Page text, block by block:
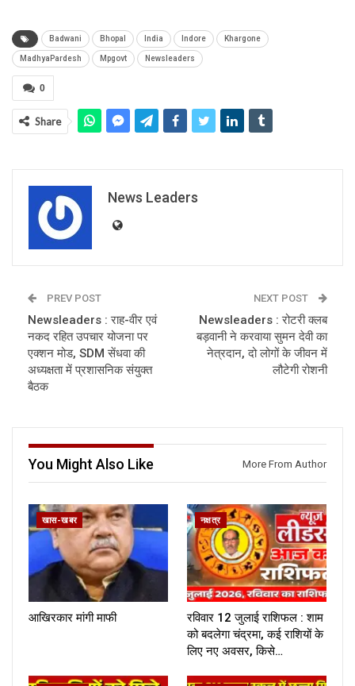
Badwani Bhopal India Indore Khargone
MadhyaPardesh Mpgovt Newsleaders
0
Share
News Leaders
PREV POST
Newsleaders : राह-वीर एवं
नकद रहित उपचार योजना पर
एक्शन मोड, SDM सेंधवा की
अध्यक्षता में प्रशासनिक संयुक्त
बैठक
NEXT POST
Newsleaders : रोटरी क्लब
बड़वानी ने करवाया सुमन देवी का
नेत्रदान, दो लोगों के जीवन में
लौटेगी रोशनी
You Might Also Like More From Author
खास-खबर
आखिरकार मांगी माफी
नक्षत्र
रविवार 12 जुलाई राशिफल : शाम
को बदलेगा चंद्रमा, कई राशियों के
लिए नए अवसर, किसे…